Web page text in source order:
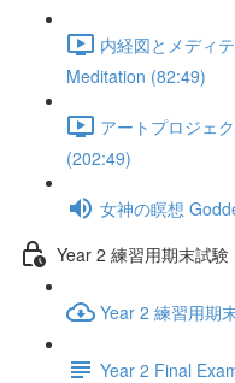
内経図とメディ
Meditation (82:49)
アートプロジェ
(202:49)
女神の瞑想
Year 2 練習用期末試
Year 2 練習用期
Year 2 Final